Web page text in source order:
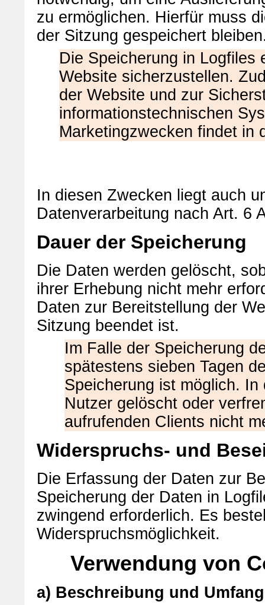
zu ermöglichen. Hierfür muss
der Sitzung gespeichert
Die Speicherung in Logfiles
Website sicherzustellen.
der Website und zur
informationstechnischen
Marketingzwecken findet in
In diesen Zwecken liegt auch
Datenverarbeitung nach Art. 6
Dauer der Speicherung
Die Daten werden gelöscht,
ihrer Erhebung nicht mehr
Daten zur Bereitstellung der
Sitzung beendet ist.
Im Falle der Speicherung
spätestens sieben Tagen
Speicherung ist möglich.
Nutzer gelöscht oder
aufrufenden Clients nicht
Widerspruchs- und
Die Erfassung der Daten zur
Speicherung der Daten in
zwingend erforderlich. Es
Widerspruchsmöglichkeit.
Verwendung von
a) Beschreibung und